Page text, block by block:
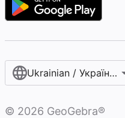
Ukrainian /
© 2026 GeoGebra®